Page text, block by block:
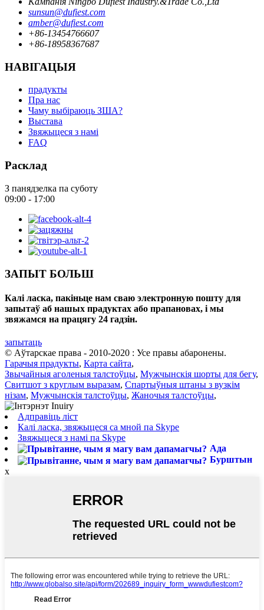
sunsun@dufiest.com
amber@dufiest.com
+86-13454766607
+86-18958367687
НАВІГАЦЫЯ
прадукты
Пра нас
Чаму выбіраюць ЗША?
Выстава
Звяжыцеся з намі
FAQ
Расклад
З панядзелка па суботу
09:00 - 17:00
ЗАПЫТ БОЛЬШ
Калі ласка, пакіньце нам сваю электронную пошту для
запытаў аб нашых прадуктах або прапановах, і мы
звяжамся на працягу 24 гадзін.
запытаць
© Аўтарскае права - 2010-2020 : Усе правы абаронены.
Гарачыя прадукты, Карта сайта,
Звычайныя аголеныя талстоўцы, Мужчынскія шорты для бегу,
Свитшот з круглым выразам, Спартыўныя штаны з вузкім
нізам, Мужчынскія талстоўцы, Жаночыя талстоўцы,
Адправіць ліст
Калі ласка, звяжыцеся са мной па Skype
Звяжыцеся з намі па Skype
Ада
Бурштын
x